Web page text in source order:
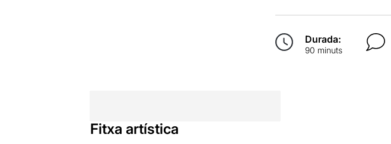
Durada:
90 minuts
Fitxa artística